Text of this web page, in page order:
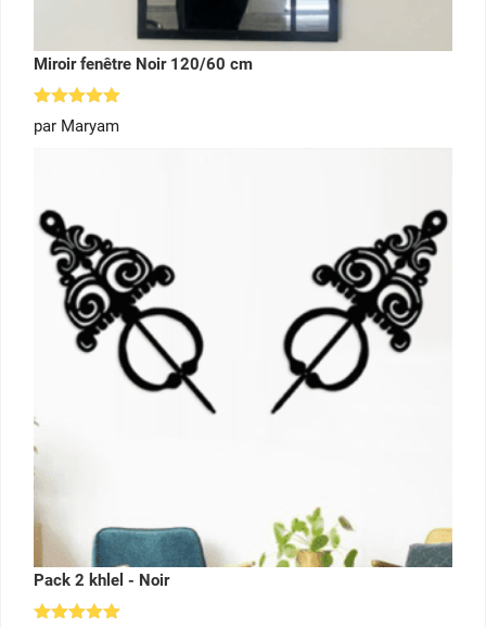
Miroir fenêtre Noir 120/60 cm
Note
sur 5
par Maryam
Pack 2 khlel - Noir